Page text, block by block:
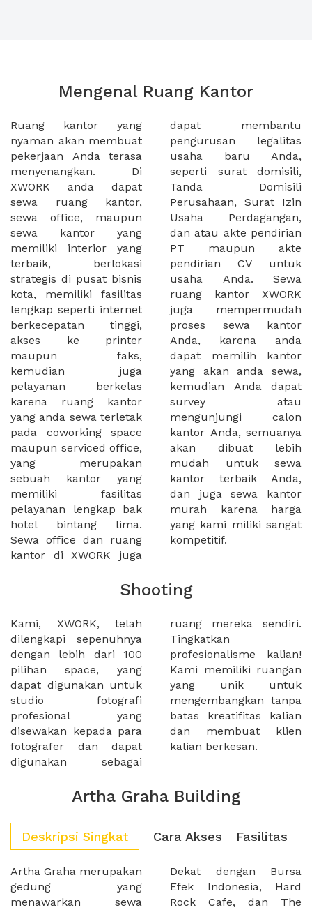
Mengenal Ruang Kantor
Ruang kantor yang
nyaman akan membuat
pekerjaan Anda terasa
menyenangkan. Di
XWORK anda dapat
sewa ruang kantor,
sewa office, maupun
sewa kantor yang
memiliki interior yang
terbaik, berlokasi
strategis di pusat bisnis
kota, memiliki fasilitas
lengkap seperti internet
berkecepatan tinggi,
akses ke printer
maupun faks,
kemudian juga
pelayanan berkelas
karena ruang kantor
yang anda sewa terletak
pada coworking space
maupun serviced office,
yang merupakan
sebuah kantor yang
memiliki fasilitas
pelayanan lengkap bak
hotel bintang lima.
Sewa office dan ruang
kantor di XWORK juga
dapat membantu
pengurusan legalitas
usaha baru Anda,
seperti surat domisili,
Tanda Domisili
Perusahaan, Surat Izin
Usaha Perdagangan,
dan atau akte pendirian
PT maupun akte
pendirian CV untuk
usaha Anda. Sewa
ruang kantor XWORK
juga mempermudah
proses sewa kantor
Anda, karena anda
dapat memilih kantor
yang akan anda sewa,
kemudian Anda dapat
survey atau
mengunjungi calon
kantor Anda, semuanya
akan dibuat lebih
mudah untuk sewa
kantor terbaik Anda,
dan juga sewa kantor
murah karena harga
yang kami miliki sangat
kompetitif.
Shooting
Kami, XWORK, telah
dilengkapi sepenuhnya
dengan lebih dari 100
pilihan space, yang
dapat digunakan untuk
studio fotografi
profesional yang
disewakan kepada para
fotografer dan dapat
digunakan sebagai
ruang mereka sendiri.
Tingkatkan
profesionalisme kalian!
Kami memiliki ruangan
yang unik untuk
mengembangkan tanpa
batas kreatifitas kalian
dan membuat klien
kalian berkesan.
Artha Graha Building
Deskripsi Singkat Cara Akses Fasilitas
Artha Graha merupakan
gedung yang
menawarkan sewa
Dekat dengan Bursa
Efek Indonesia, Hard
Rock Cafe, dan The